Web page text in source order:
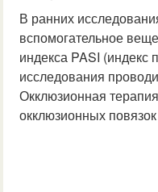
В ранних
вспомогательное
индекса PASI (индекс
исследования
Окклюзионная
окклюзионных